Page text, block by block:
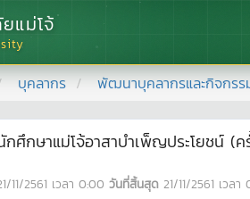
แม่โจ้
บุคลากร พัฒนาบุคลากรและกิจกรร
กศึกษาแม่โจ้อาสาบำเพ็ญประโยชน์ (ค
11/2561 เวลา 0:00 วันที่สิ้นสุด 21/11/2561 เวลา